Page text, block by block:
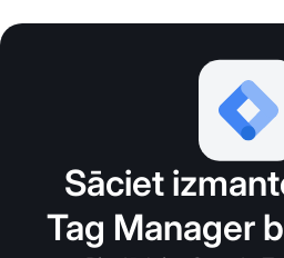
Sāciet
Tag Manager